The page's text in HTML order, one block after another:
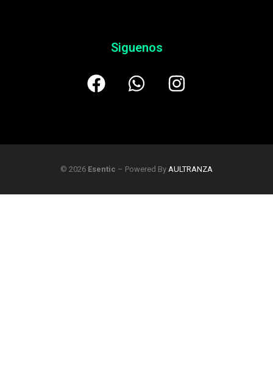
Siguenos
© 2026 Esentic – Powered By AULTRANZA